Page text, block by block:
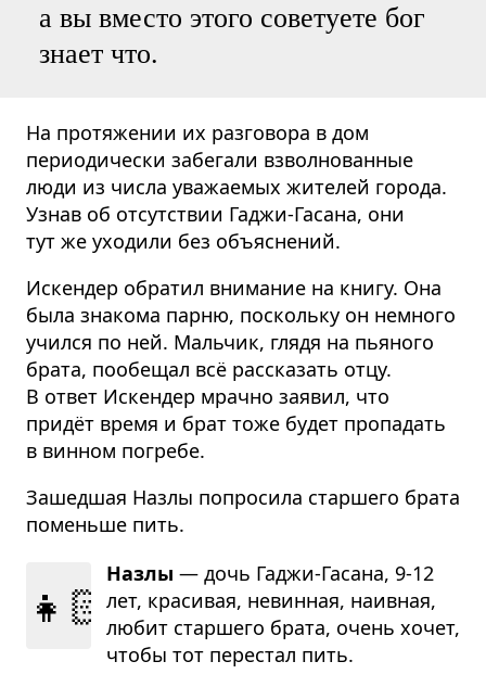
а вы вместо этого советуете бог
знает что.
На протяжении их разговора в дом
периодически забегали взволнованные
люди из числа уважаемых жителей города.
Узнав об отсутствии Гаджи-Гасана, они
тут же уходили без объяснений.
Искендер обратил внимание на книгу. Она
была знакома парню, поскольку он немного
учился по ней. Мальчик, глядя на пьяного
брата, пообещал всё рассказать отцу.
В ответ Искендер мрачно заявил, что
придёт время и брат тоже будет пропадать
в винном погребе.
Зашедшая Назлы попросила старшего брата
поменьше пить.
👧🏻
Назлы — дочь Гаджи-Гасана, 9-12
лет, кра­си­вая, невин­ная, наив­ная,
любит стар­шего брата, очень хочет,
чтобы тот пере­стал пить.